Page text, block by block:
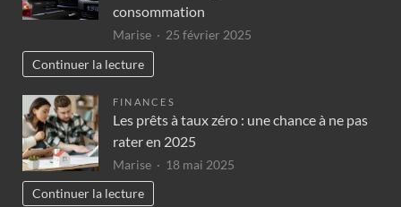
consommation
Marise
25 février 2025
Continuer la lecture
FINANCES
Les prêts à taux zéro : une chance à ne pas
rater en 2025
Marise
18 mai 2025
Continuer la lecture